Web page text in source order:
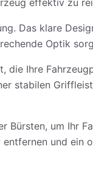
effektiv zu
Das klare
Optik
die Ihre
stabilen
Bürsten, um Ihr
und ein